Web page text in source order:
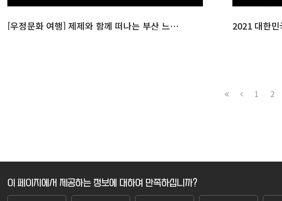
[우정문화 여행] 제제와 함께 떠나는 부산 느린우체통 2021 대한
1 2
이 페이지에서 제공하는 정보에 대하여 만족하십니까?